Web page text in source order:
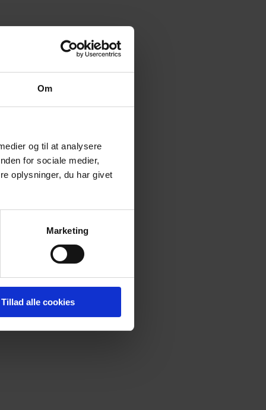
Om
og til at analysere
for sociale medier,
oplysninger, du har givet
Marketing
Tillad alle cookies